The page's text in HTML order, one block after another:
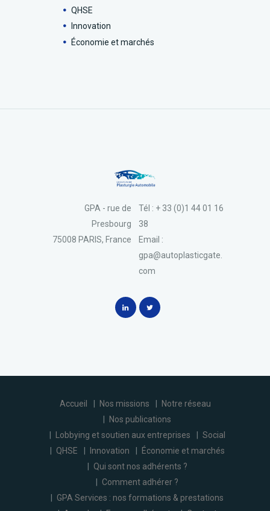
QHSE
Innovation
Économie et marchés
Tél : + 33 (0)1 44 01 16
38
Email :
gpa@autoplasticgate.
com
GPA - rue de
Presbourg
75008 PARIS, France
Accueil Nos missions
Notre réseau
Nos publications
Lobbying et soutien aux entreprises
Social
QHSE
Innovation
Économie et marchés
Qui sont nos adhérents ?
Comment adhérer ?
GPA Services : nos formations & prestations